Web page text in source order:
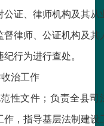
证、律师机构及其从
督律师、公证机构及其
行为进行查处。
治工作
性文件；负责全县司
，指导基层法制建设